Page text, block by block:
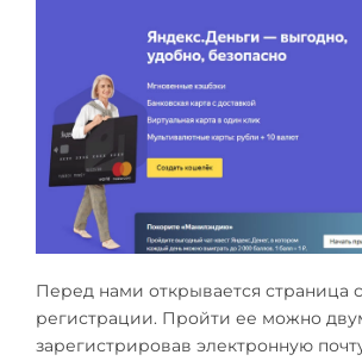
Перед нами открывается страница
регистрации. Пройти ее можно
зарегистрировав электронную